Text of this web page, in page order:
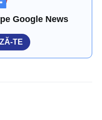
Google News
TE